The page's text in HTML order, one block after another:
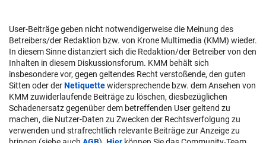
User-Beiträge geben nicht notwendigerweise die Meinung des
Betreibers/der Redaktion bzw. von Krone Multimedia (KMM) wieder.
In diesem Sinne distanziert sich die Redaktion/der Betreiber von den
Inhalten in diesem Diskussionsforum. KMM behält sich
insbesondere vor, gegen geltendes Recht verstoßende, den guten
Sitten oder derNetiquettewidersprechende bzw. dem Ansehen von
KMM zuwiderlaufende Beiträge zu löschen, diesbezüglichen
Schadenersatz gegenüber dem betreffenden User geltend zu
machen, die Nutzer-Daten zu Zwecken der Rechtsverfolgung zu
verwenden und strafrechtlich relevante Beiträge zur Anzeige zu